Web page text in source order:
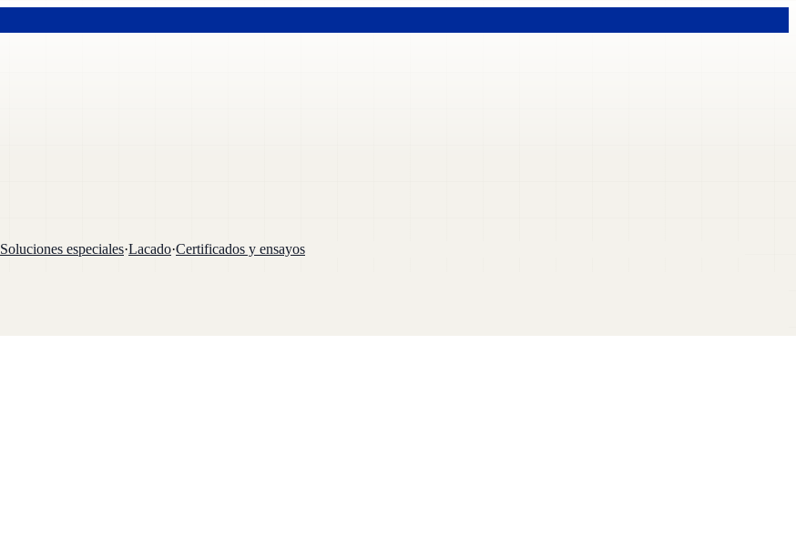
Soluciones especiales·Lacado·Certificados y ensayos